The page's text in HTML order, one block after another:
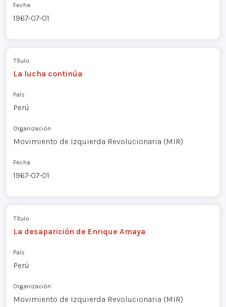
Fecha
1967-07-01
Título
La lucha continúa
País
Perú
Organización
Movimiento de Izquierda Revolucionaria (MIR)
Fecha
1967-07-01
Título
La desaparición de Enrique Amaya
País
Perú
Organización
Movimiento de Izquierda Revolucionaria (MIR)